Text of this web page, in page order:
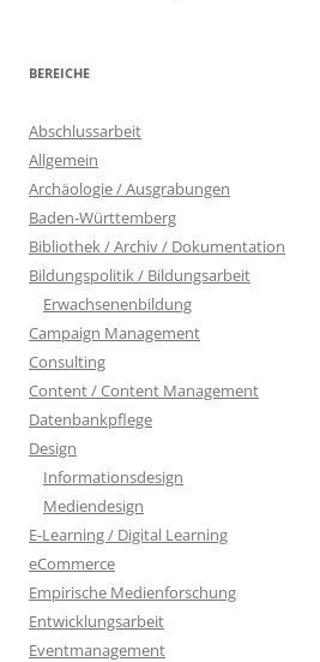
BEREICHE
Abschlussarbeit
Allgemein
Archäologie / Ausgrabungen
Baden-Württemberg
Bibliothek / Archiv / Dokumentation
Bildungspolitik / Bildungsarbeit
Erwachsenenbildung
Campaign Management
Consulting
Content / Content Management
Datenbankpflege
Design
Informationsdesign
Mediendesign
E-Learning / Digital Learning
eCommerce
Empirische Medienforschung
Entwicklungsarbeit
Eventmanagement